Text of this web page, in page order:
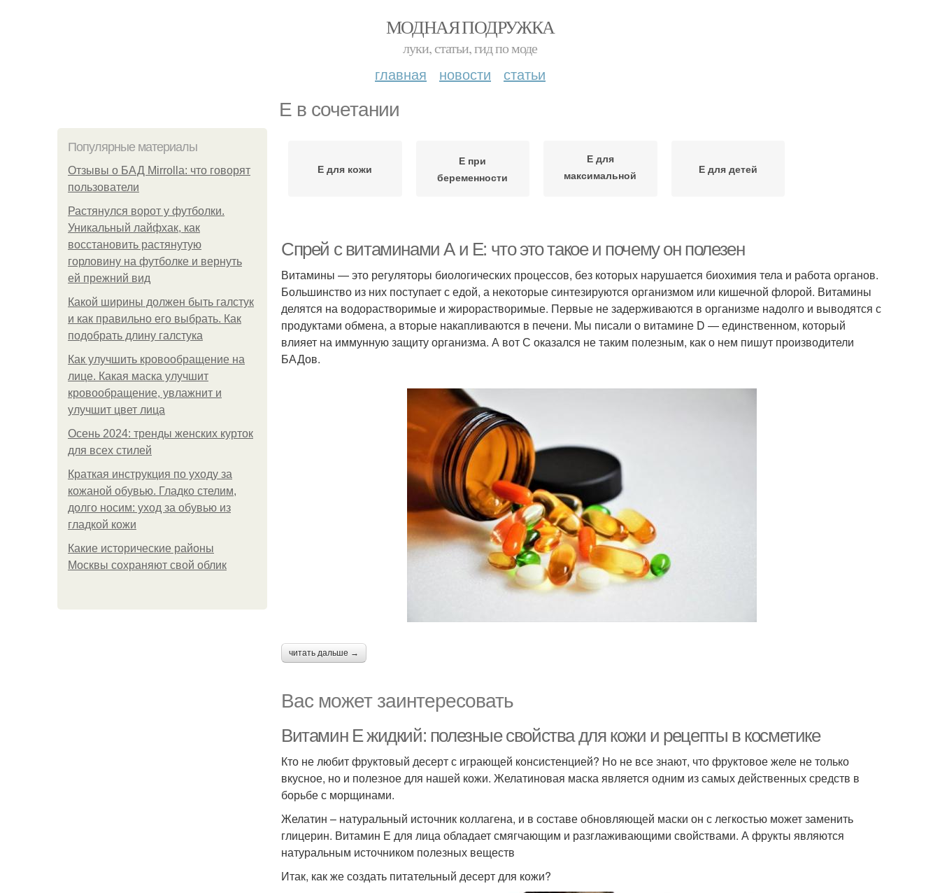
МОДНАЯ ПОДРУЖКА
луки, статьи, гид по моде
главная новости статьи
Е в сочетании
Популярные материалы
Отзывы о БАД Mirrolla: что говорят
пользователи
Растянулся ворот у футболки.
Уникальный лайфхак, как
восстановить растянутую
горловину на футболке и вернуть
ей прежний вид
Какой ширины должен быть галстук
и как правильно его выбрать. Как
подобрать длину галстука
Как улучшить кровообращение на
лице. Какая маска улучшит
кровообращение, увлажнит и
улучшит цвет лица
Осень 2024: тренды женских курток
для всех стилей
Краткая инструкция по уходу за
кожаной обувью. Гладко стелим,
долго носим: уход за обувью из
гладкой кожи
Какие исторические районы
Москвы сохраняют свой облик
Е для кожи
Е при
беременности
Е для
максимальной
Е для детей
Спрей с витаминами А и Е: что это такое и почему он полезен
Витамины — это регуляторы биологических процессов, без которых нарушается биохимия тела и работа органов.
Большинство из них поступает с едой, а некоторые синтезируются организмом или кишечной флорой. Витамины
делятся на водорастворимые и жирорастворимые. Первые не задерживаются в организме надолго и выводятся с
продуктами обмена, а вторые накапливаются в печени. Мы писали о витамине D — единственном, который
влияет на иммунную защиту организма. А вот С оказался не таким полезным, как о нем пишут производители
БАДов.
читать дальше →
Вас может заинтересовать
Витамин Е жидкий: полезные свойства для кожи и рецепты в косметике
Кто не любит фруктовый десерт с играющей консистенцией? Но не все знают, что фруктовое желе не только
вкусное, но и полезное для нашей кожи. Желатиновая маска является одним из самых действенных средств в
борьбе с морщинами.
Желатин – натуральный источник коллагена, и в составе обновляющей маски он с легкостью может заменить
глицерин. Витамин Е для лица обладает смягчающим и разглаживающими свойствами. А фрукты являются
натуральным источником полезных веществ
Итак, как же создать питательный десерт для кожи?